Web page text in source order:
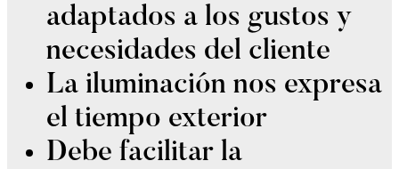
adaptados a los gustos y
necesidades del cliente
La iluminación nos expresa
el tiempo exterior
Debe facilitar la